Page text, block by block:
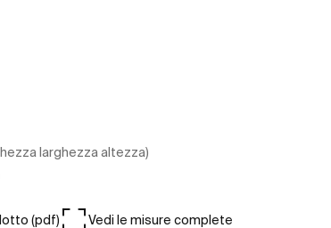
larghezza altezza)
(pdf) Vedi le misure complete